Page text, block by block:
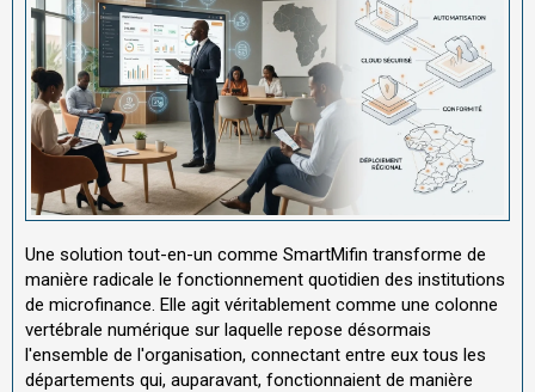
Une solution tout-en-un comme SmartMifin transforme de
manière radicale le fonctionnement quotidien des institutions
de microfinance. Elle agit véritablement comme une colonne
vertébrale numérique sur laquelle repose désormais
l'ensemble de l'organisation, connectant entre eux tous les
départements qui, auparavant, fonctionnaient de manière